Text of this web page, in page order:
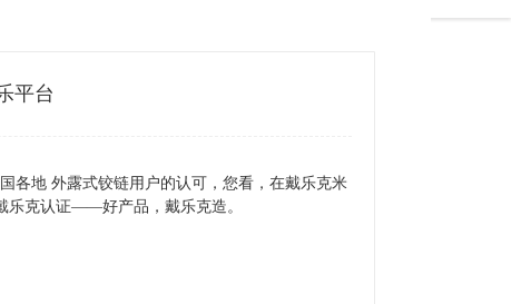
平台
各地 外露式铰链用户的认可，您看，在戴乐克米
乐克认证——好产品，戴乐克造。